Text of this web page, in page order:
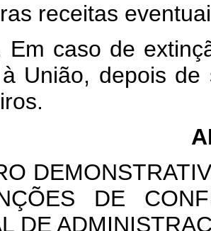
receitas
Em caso de
União, depois
DE
DE